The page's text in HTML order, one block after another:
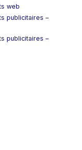
web
publicitaires –
publicitaires –